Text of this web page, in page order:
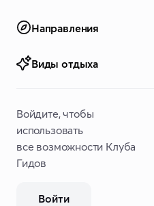
Направления
Виды отдыха
Войдите, чтобы
использовать
все возможности Клуба
Гидов
Войти